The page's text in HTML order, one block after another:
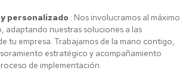
personalizado : Nos involucramos al máximo
adaptando nuestras soluciones a las
tu empresa. Trabajamos de la mano contigo,
estratégico y acompañamiento
de implementación.